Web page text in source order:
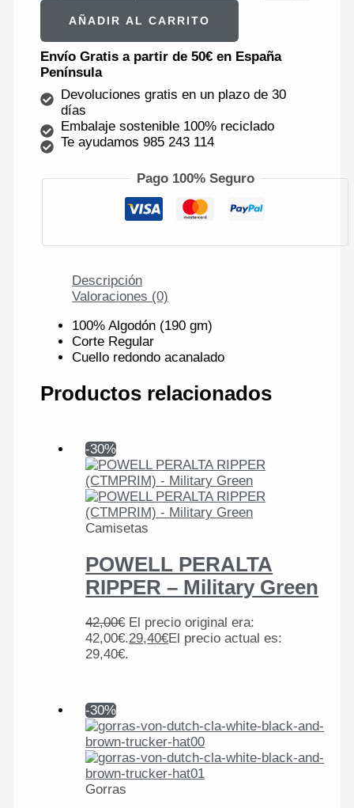
AÑADIR AL CARRITO
Envío Gratis a partir de 50€ en España
Península
Devoluciones gratis en un plazo de 30
días
Embalaje sostenible 100% reciclado
Te ayudamos 985 243 114
Pago 100% Seguro
Descripción
Valoraciones (0)
100% Algodón (190 gm)
Corte Regular
Cuello redondo acanalado
Productos relacionados
-30%
Camisetas
POWELL PERALTA
RIPPER – Military Green
42,00€ El precio original era:
42,00€.29,40€El precio actual es:
29,40€.
-30%
Gorras